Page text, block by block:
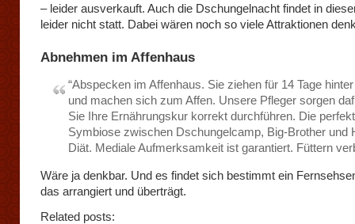
– leider ausverkauft. Auch die Dschungelnacht findet in
leider nicht statt. Dabei wären noch so viele Attraktionen
Abnehmen im Affenhaus
“Abspecken im Affenhaus. Sie ziehen für 14 Tage
und machen sich zum Affen. Unsere Pfleger sorgen
Sie Ihre Ernährungskur korrekt durchführen. Die
Symbiose zwischen Dschungelcamp, Big-Brother und
Diät. Mediale Aufmerksamkeit ist garantiert. Füttern
Wäre ja denkbar. Und es findet sich bestimmt ein
das arrangiert und überträgt.
Related posts: